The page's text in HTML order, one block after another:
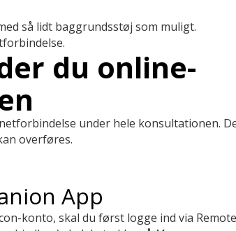
så lidt baggrundsstøj som muligt.
du online-
under hele konsultationen.
overføres.
App
konto, skal du først logge ind via